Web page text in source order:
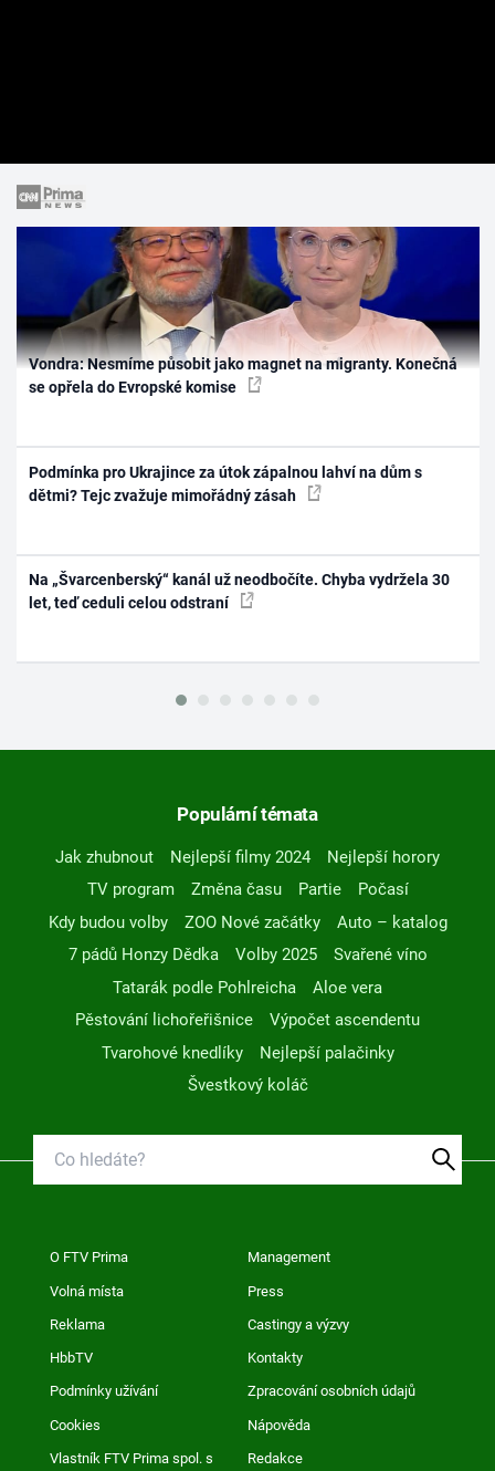
Vondra: Nesmíme působit jako magnet na migranty. Konečná
se opřela do Evropské komise
Podmínka pro Ukrajince za útok zápalnou lahví na dům s
dětmi? Tejc zvažuje mimořádný zásah
Na „Švarcenberský“ kanál už neodbočíte. Chyba vydržela 30
let, teď ceduli celou odstraní
Populární témata
Jak zhubnout Nejlepší filmy 2024
Nejlepší horory
TV program
Změna času Partie
Počasí
Kdy budou volby
ZOO Nové začátky
Auto – katalog
7 pádů Honzy Dědka
Volby 2025
Svařené víno
Tatarák podle Pohlreicha
Aloe vera
Pěstování lichořeřišnice
Výpočet ascendentu
Tvarohové knedlíky
Nejlepší palačinky
Švestkový koláč
O FTV Prima Management
Volná místa Press
Reklama Castingy a výzvy
HbbTV Kontakty
Podmínky užívání Zpracování osobních údajů
Cookies Nápověda
Vlastník FTV Prima spol. s
Redakce